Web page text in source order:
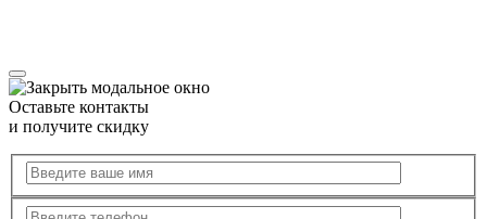
Оставьте контакты
и получите скидку